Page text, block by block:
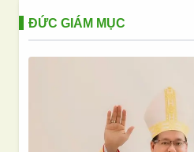
ĐỨC GIÁM MỤC